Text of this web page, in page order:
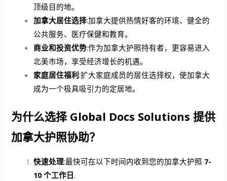
顶级目的地。
加拿大居住选择:加拿大提供热情好客的环境、健全的
公共服务、医疗保健和教育。
商业和投资优势:作为加拿大护照持有者，更容易进入
北美市场，享受经济增长的机遇。
家庭居住福利:扩大家庭成员的居住选择权，使加拿大
成为一个极具吸引力的定居地。
为什么选择 Global Docs Solutions 提供
加拿大护照协助？
快速处理:最快可在以下时间内收到您的加拿大护照 7-
10 个工作日.